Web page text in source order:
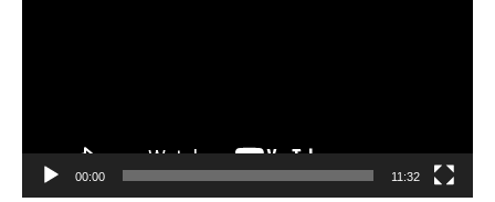
00:00 11:32